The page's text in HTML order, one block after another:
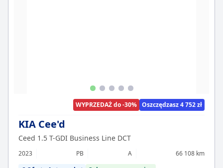
WYPRZEDAŻ do -30% Oszczędzasz 4 752 zł
KIA Cee'd
Ceed 1.5 T-GDI Business Line DCT
2023 PB A
66 108 km